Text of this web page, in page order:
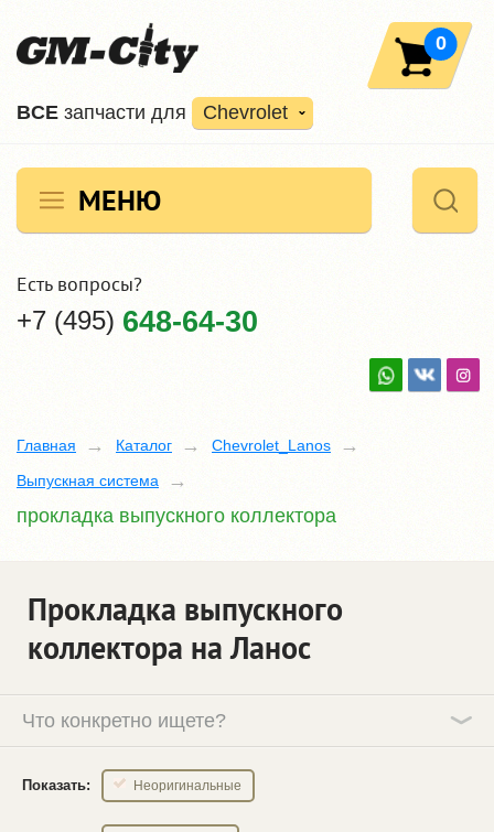
ВCE запчасти для Chevrolet
0
МЕНЮ
Есть вопросы?
+7 (495) 648-64-30
Главная Каталог
Chevrolet_Lanos
Выпускная система
прокладка выпускного коллектора
Прокладка выпускного
коллектора на Ланос
Что конкретно ищете?
Показать: Неоригинальные